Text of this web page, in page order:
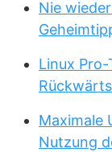
Nie
Linux
Maximale
Nutzung